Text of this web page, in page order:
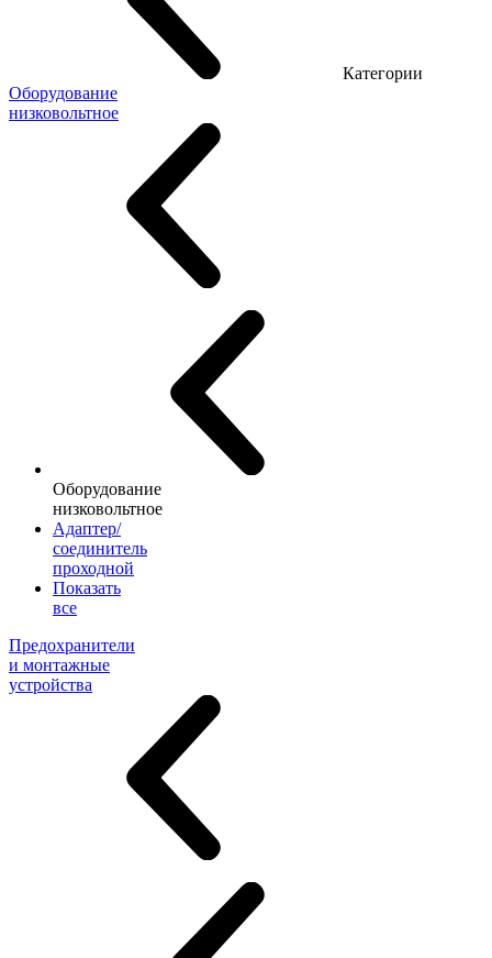
Категории
Оборудование
низковольтное
Оборудование
низковольтное
Адаптер/
соединитель
проходной
Показать
все
Предохранители
и монтажные
устройства